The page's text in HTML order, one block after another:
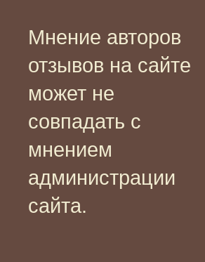
Мнение авторов
отзывов на сайте
может не
совпадать с
мнением
администрации
сайта.